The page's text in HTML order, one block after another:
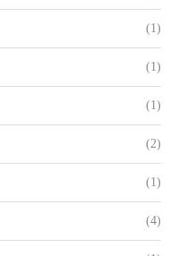
(1)
(1)
(1)
(2)
(1)
(4)